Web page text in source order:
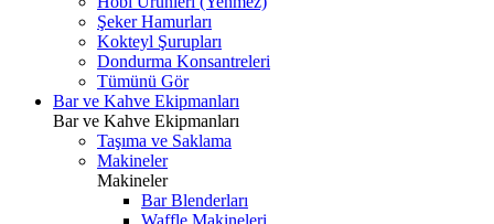
Şeker Hamurları
Kokteyl Şurupları
Dondurma Konsantreleri
Tümünü Gör
Bar ve Kahve Ekipmanları
Bar ve Kahve Ekipmanları
Taşıma ve Saklama
Makineler
Makineler
Bar Blenderları
Waffle Makineleri